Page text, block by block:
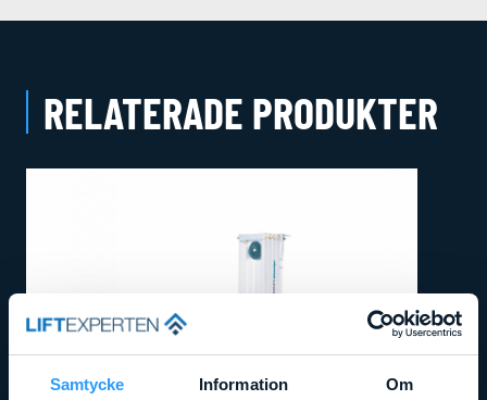
Samtycke Information Om
RELATERADE PRODUKTER